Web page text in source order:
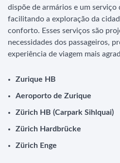
dispõe de armários e um serviço
facilitando a exploração da
conforto. Esses serviços são
necessidades dos passageiros,
experiência de viagem mais
Zurique HB
Aeroporto de Zurique
Zürich HB (Carpark Sihlquai)
Zürich Hardbrücke
Zürich Enge